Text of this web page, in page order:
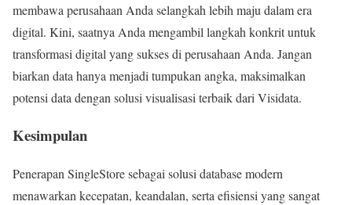
membawa perusahaan Anda selangkah lebih maju dalam era
digital. Kini, saatnya Anda mengambil langkah konkrit untuk
transformasi digital yang sukses di perusahaan Anda. Jangan
biarkan data hanya menjadi tumpukan angka, maksimalkan
potensi data dengan solusi visualisasi terbaik dari Visidata.
Kesimpulan
Penerapan SingleStore sebagai solusi database modern
menawarkan kecepatan, keandalan, serta efisiensi yang sangat